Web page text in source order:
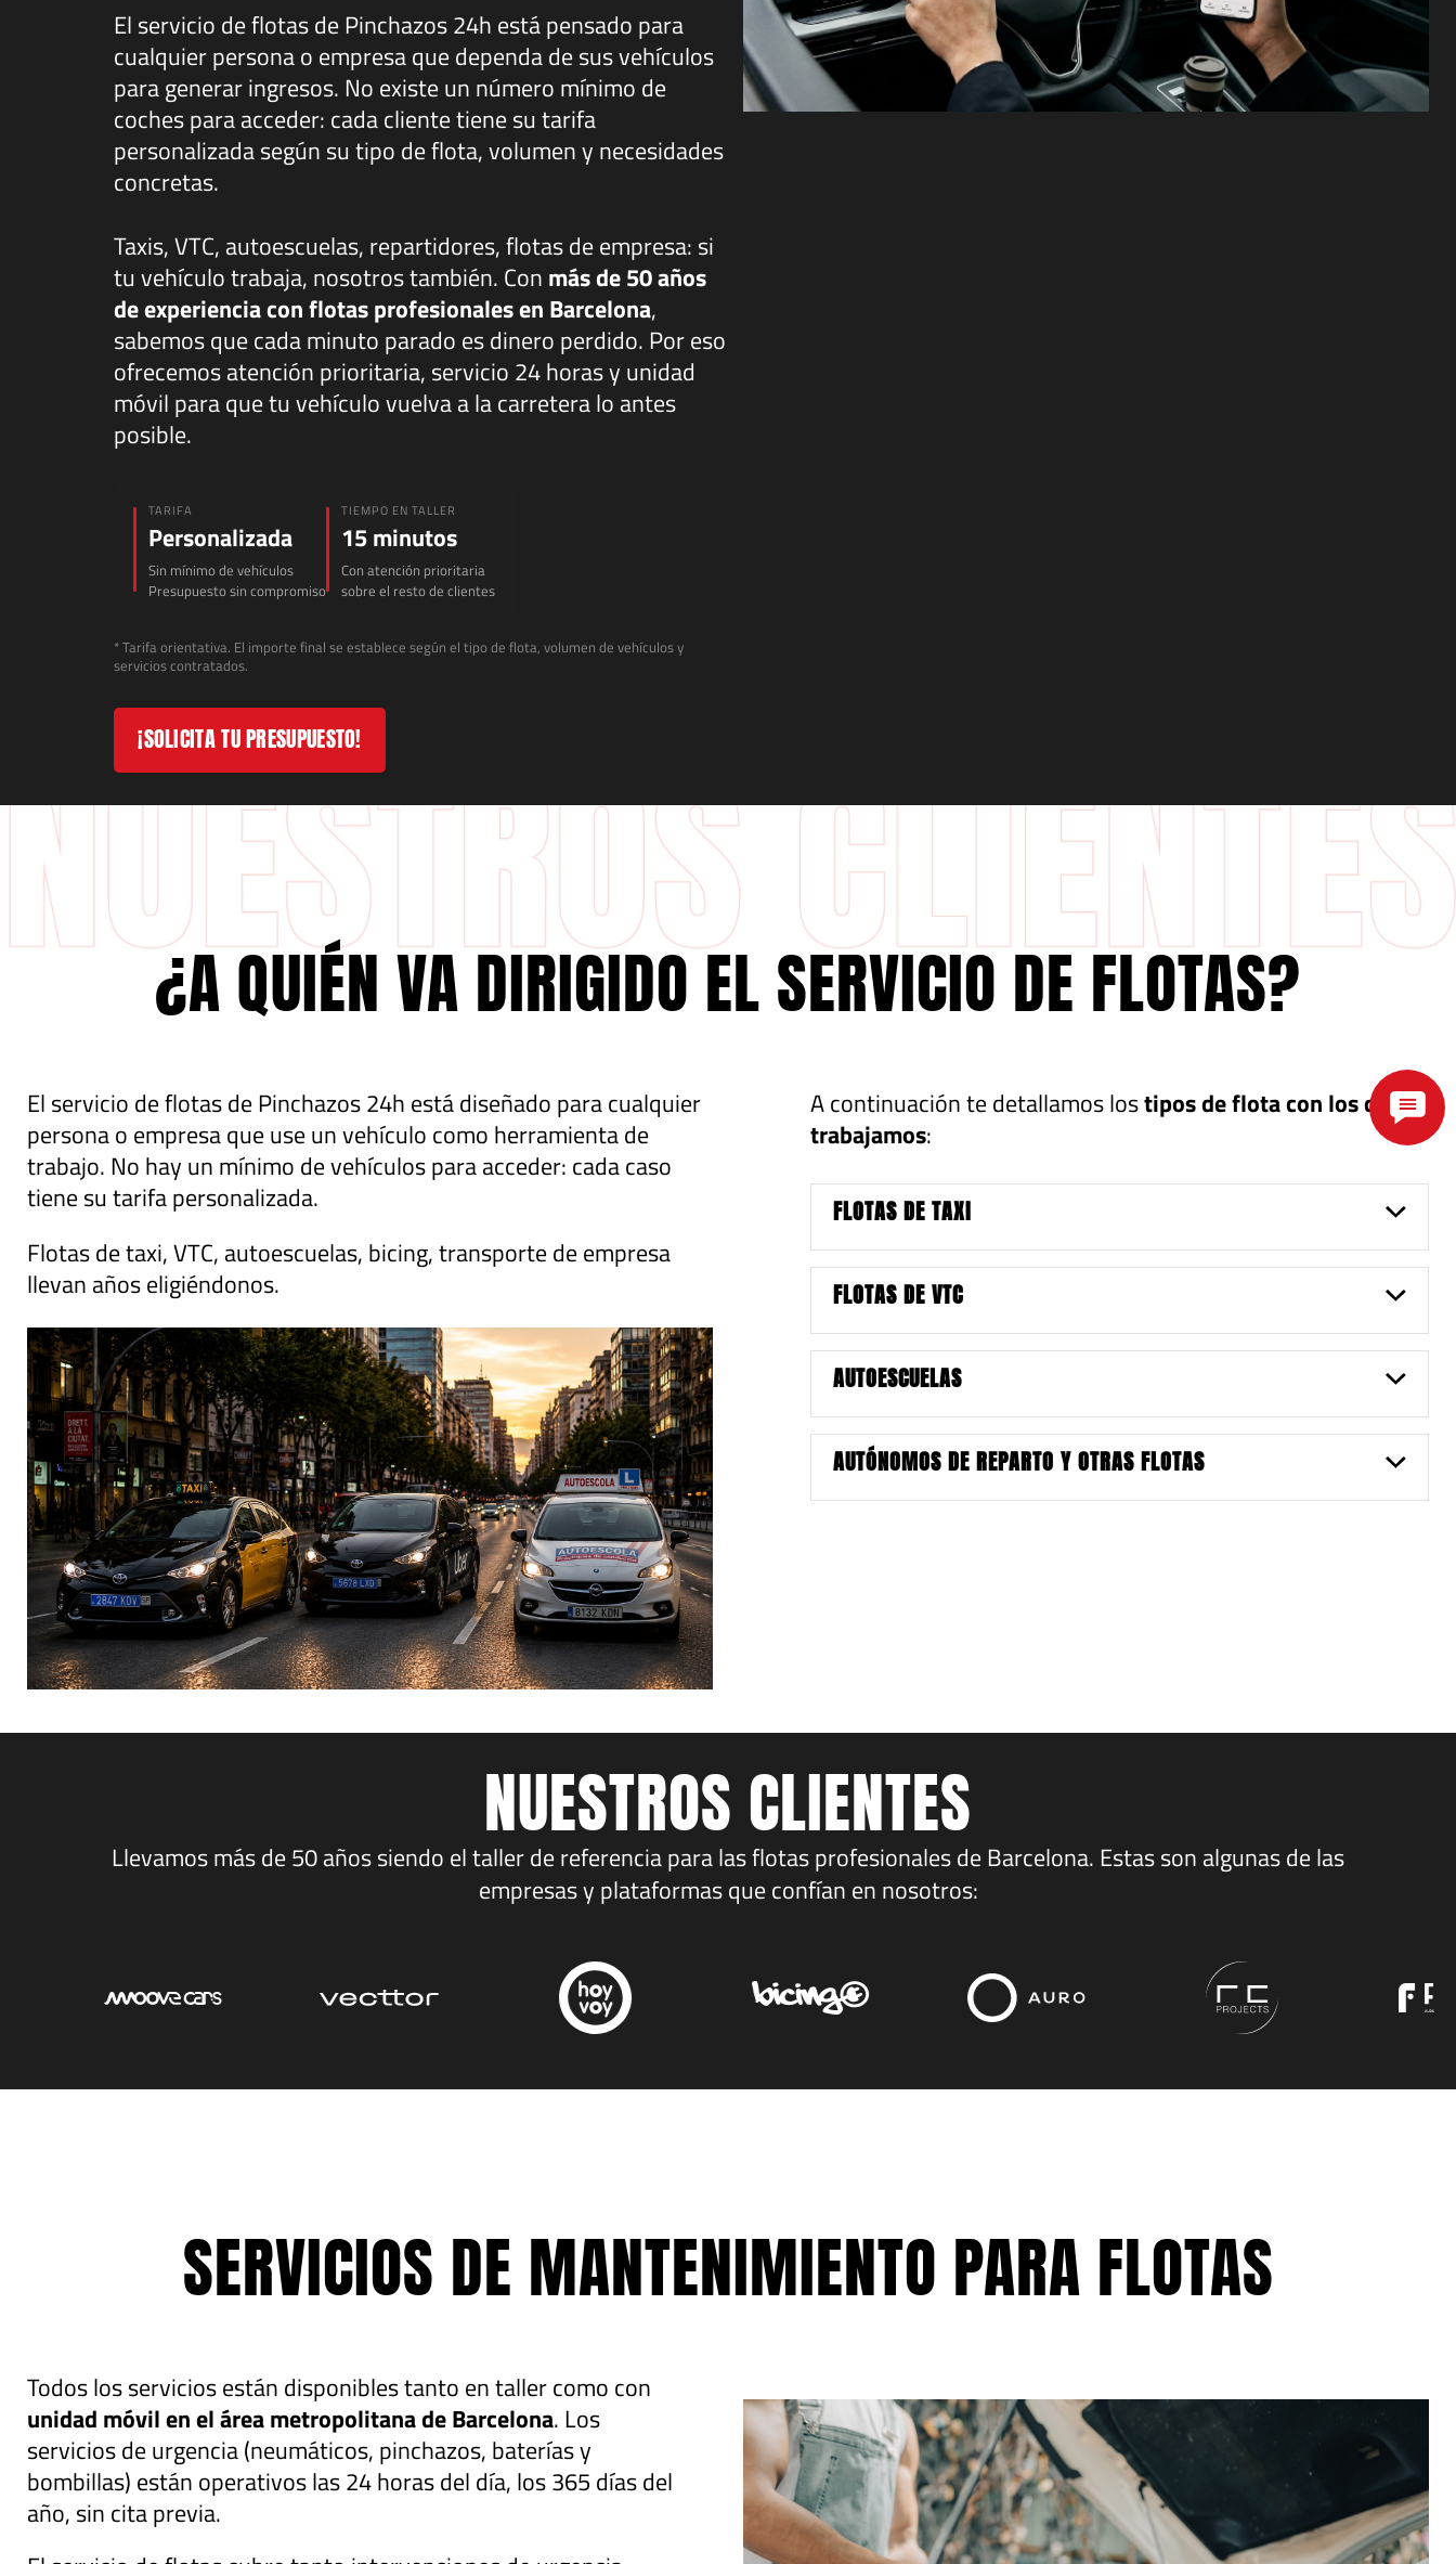
El servicio de flotas de Pinchazos 24h está pensado para
cualquier persona o empresa que dependa de sus vehículos
para generar ingresos. No existe un número mínimo de
coches para acceder: cada cliente tiene su tarifa
personalizada según su tipo de flota, volumen y necesidades
concretas.
Taxis, VTC, autoescuelas, repartidores, flotas de empresa: si
tu vehículo trabaja, nosotros también. Con más de 50 años
de experiencia con flotas profesionales en Barcelona,
sabemos que cada minuto parado es dinero perdido. Por eso
ofrecemos atención prioritaria, servicio 24 horas y unidad
móvil para que tu vehículo vuelva a la carretera lo antes
posible.
TARIFA
Personalizada
Sin mínimo de vehículos
Presupuesto sin compromiso
TIEMPO EN TALLER
15 minutos
Con atención prioritaria
sobre el resto de clientes
* Tarifa orientativa. El importe final se establece según el tipo de flota, volumen de vehículos y
servicios contratados.
¡SOLICITA TU PRESUPUESTO!
¿A QUIÉN VA DIRIGIDO EL SERVICIO DE FLOTAS?
El servicio de flotas de Pinchazos 24h está diseñado para cualquier
persona o empresa que use un vehículo como herramienta de
trabajo. No hay un mínimo de vehículos para acceder: cada caso
tiene su tarifa personalizada.
Flotas de taxi, VTC, autoescuelas, bicing, transporte de empresa
llevan años eligiéndonos.
A continuación te detallamos lostipos de flota con los que
trabajamos:
FLOTAS DE TAXI
FLOTAS DE VTC
AUTOESCUELAS
AUTÓNOMOS DE REPARTO Y OTRAS FLOTAS
NUESTROS CLIENTES
Llevamos más de 50 años siendo el taller de referencia para las flotas profesionales de Barcelona. Estas son algunas de las
empresas y plataformas que confían en nosotros:
SERVICIOS DE MANTENIMIENTO PARA FLOTAS
Todos los servicios están disponibles tanto en taller como con
unidad móvil en el área metropolitana de Barcelona. Los
servicios de urgencia (neumáticos, pinchazos, baterías y
bombillas) están operativos las 24 horas del día, los 365 días del
año, sin cita previa.